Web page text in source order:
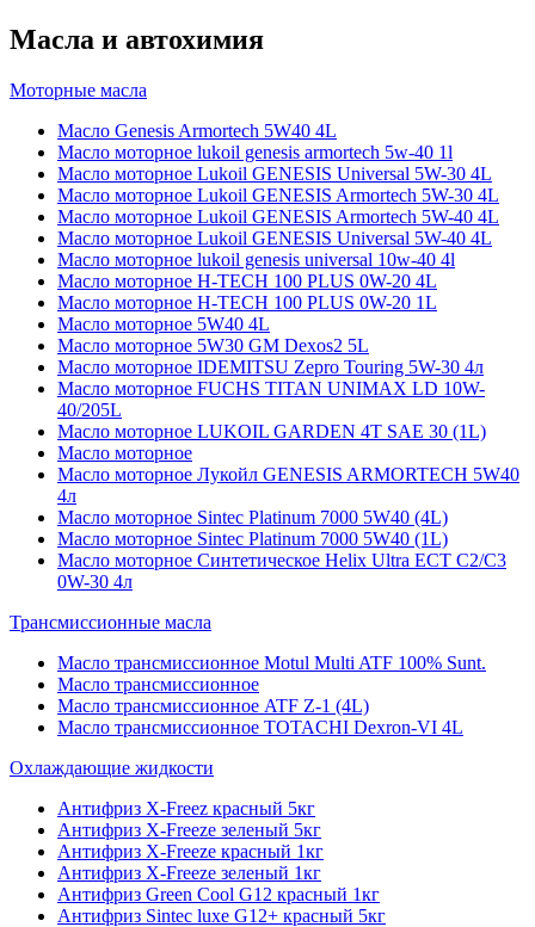
Масла и автохимия
Моторные масла
Масло Genesis Armortech 5W40 4L
Масло моторное lukoil genesis armortech 5w-40 1l
Масло моторное Lukoil GENESIS Universal 5W-30 4L
Масло моторное Lukoil GENESIS Armortech 5W-30 4L
Масло моторное Lukoil GENESIS Armortech 5W-40 4L
Масло моторное Lukoil GENESIS Universal 5W-40 4L
Масло моторное lukoil genesis universal 10w-40 4l
Масло моторное H-TECH 100 PLUS 0W-20 4L
Масло моторное H-TECH 100 PLUS 0W-20 1L
Масло моторное 5W40 4L
Масло моторное 5W30 GM Dexos2 5L
Масло моторное IDEMITSU Zepro Touring 5W-30 4л
Масло моторное FUCHS TITAN UNIMAX LD 10W-
40/205L
Масло моторное LUKOIL GARDEN 4Т SAE 30 (1L)
Масло моторное
Масло моторное Лукойл GENESIS ARMORTECH 5W40
4л
Масло моторное Sintec Platinum 7000 5W40 (4L)
Масло моторное Sintec Platinum 7000 5W40 (1L)
Масло моторное Синтетическое Helix Ultra ECT C2/C3
0W-30 4л
Трансмиссионные масла
Масло трансмиссионное Motul Multi ATF 100% Sunt.
Масло трансмиссионное
Масло трансмиссионное ATF Z-1 (4L)
Масло трансмиссионное TOTACHI Dexron-VI 4L
Охлаждающие жидкости
Антифриз X-Freez красный 5кг
Антифриз X-Freeze зеленый 5кг
Антифриз X-Freeze красный 1кг
Антифриз X-Freeze зеленый 1кг
Антифриз Green Cool G12 красный 1кг
Антифриз Sintec luxe G12+ красный 5кг